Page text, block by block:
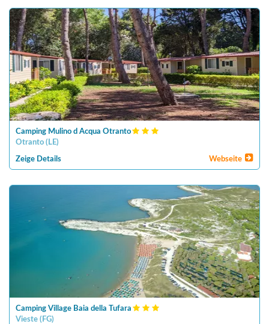
Camping Mulino d Acqua Otranto
Otranto ( LE)
Zeige Details Webseite
Camping Village Baia della Tufara
Vieste ( FG)